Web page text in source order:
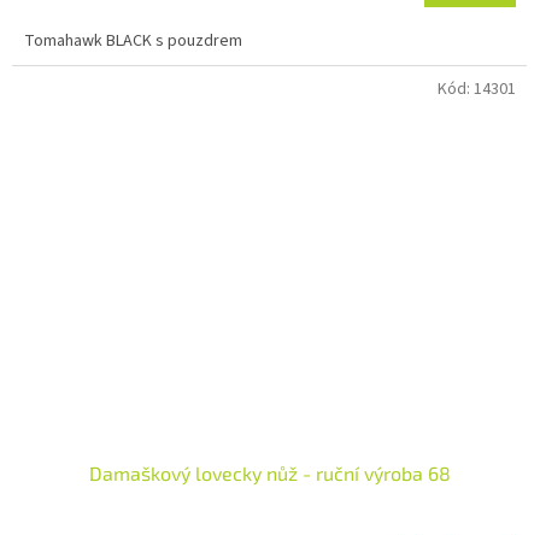
Tomahawk BLACK s pouzdrem
Damaškový lovecky nůž - ruční výroba 68
Kód: 14301